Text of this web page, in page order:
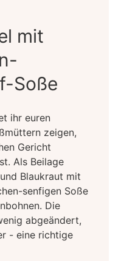
mit
Soße
ihr euren
zeigen,
Gericht
Als Beilage
Blaukraut mit
senfigen Soße
Die
abgeändert,
- eine richtige